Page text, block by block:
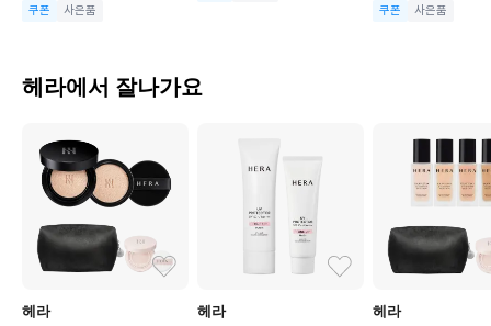
쿠폰 사은품 쿠폰 사은품
헤라에서 잘나가요
헤라 헤라 헤라